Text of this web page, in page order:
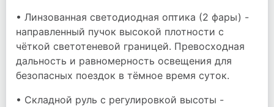
• Линзованная светодиодная оптика (2 фары) -
направленный пучок высокой плотности с
чёткой светотеневой границей. Превосходная
дальность и равномерность освещения для
безопасных поездок в тёмное время суток.
• Складной руль с регулировкой высоты -